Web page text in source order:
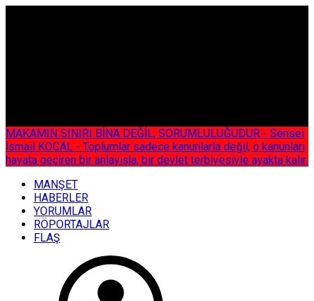
MAKAMIN SINIRI BİNA DEĞİL, SORUMLULUĞUDUR - Sensei
İsmail KOCAL - Toplumlar sadece kanunlarla değil, o kanunları
hayata geçiren bir anlayışla, bir devlet terbiyesiyle ayakta kalır.
MANŞET
HABERLER
YORUMLAR
RÖPORTAJLAR
FLAŞ